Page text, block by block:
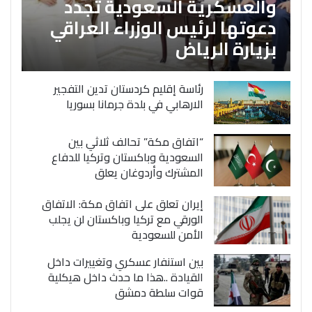
دعوتها لرئيس الوزراء العراقي
بزيارة الرياض
رئاسة إقليم كردستان تدين التفجير
الارهابي في بلدة جرمانا بسوريا
“اتفاق مكة” تحالف ثلاثي بين
السعودية وباكستان وتركيا للدفاع
المشترك وأردوغان يعلق
إيران تعلق على اتفاق مكة: الاتفاق
الورقي مع تركيا وباكستان لن يجلب
الأمن للسعودية
بين استنفار عسكري وتغييرات داخل
القيادة ..هذا ما حدث داخل هيكلية
قوات سلطة دمشق